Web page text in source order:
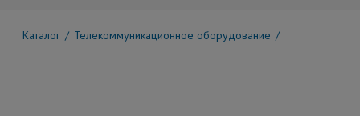
Каталог Телекоммуникационное оборудование